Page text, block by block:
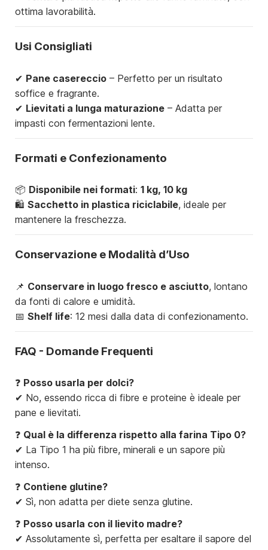
ottima lavorabilità.
Usi Consigliati
✔ Pane casereccio – Perfetto per un risultato
soffice e fragrante.
✔ Lievitati a lunga maturazione – Adatta per
impasti con fermentazioni lente.
Formati e Confezionamento
📦 Disponibile nei formati: 1 kg, 10 kg
🛍 Sacchetto in plastica riciclabile, ideale per
mantenere la freschezza.
Conservazione e Modalità d’Uso
📌 Conservare in luogo fresco e asciutto, lontano
da fonti di calore e umidità.
📅 Shelf life: 12 mesi dalla data di confezionamento.
FAQ - Domande Frequenti
❓ Posso usarla per dolci?
✔ No, essendo ricca di fibre e proteine è ideale per
pane e lievitati.
❓ Qual è la differenza rispetto alla farina Tipo 0?
✔ La Tipo 1 ha più fibre, minerali e un sapore più
intenso.
❓ Contiene glutine?
✔ Sì, non adatta per diete senza glutine.
❓ Posso usarla con il lievito madre?
✔ Assolutamente sì, perfetta per esaltare il sapore del